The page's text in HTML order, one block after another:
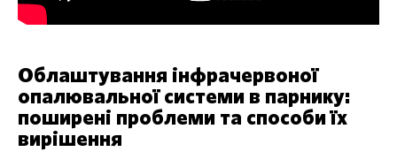
Облаштування інфрачервоної
опалювальної системи в парнику:
поширені проблеми та способи їх
вирішення